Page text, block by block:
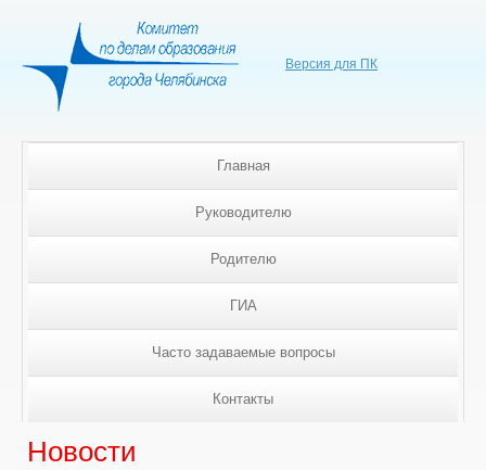
Версия для ПК
Главная
Руководителю
Родителю
ГИА
Часто задаваемые вопросы
Контакты
Новости